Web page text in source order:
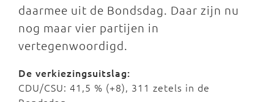
daarmee uit de Bondsdag. Daar zijn nu
nog maar vier partijen in
vertegenwoordigd.
De verkiezingsuitslag:
CDU/CSU: 41,5 % (+8), 311 zetels in de